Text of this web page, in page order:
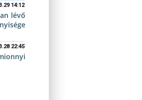
14:12
lévő
22:45